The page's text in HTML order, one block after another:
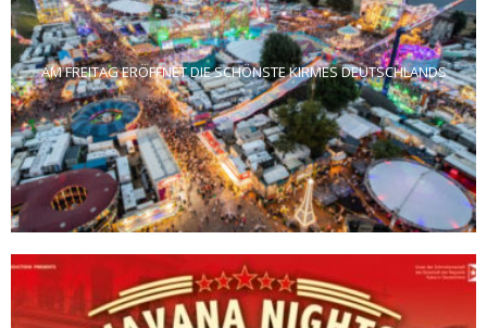
AM FREITAG ERÖFFNET DIE SCHÖNSTE KIRMES DEUTSCHLANDS